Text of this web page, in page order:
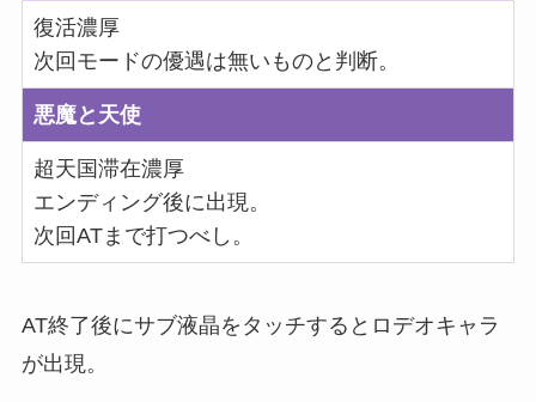
復活濃厚
次回モードの優遇は無いものと判断。
悪魔と天使
超天国滞在濃厚
エンディング後に出現。
次回ATまで打つべし。
AT終了後にサブ液晶をタッチするとロデオキャラ
が出現。